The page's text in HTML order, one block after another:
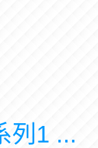
列1 ...